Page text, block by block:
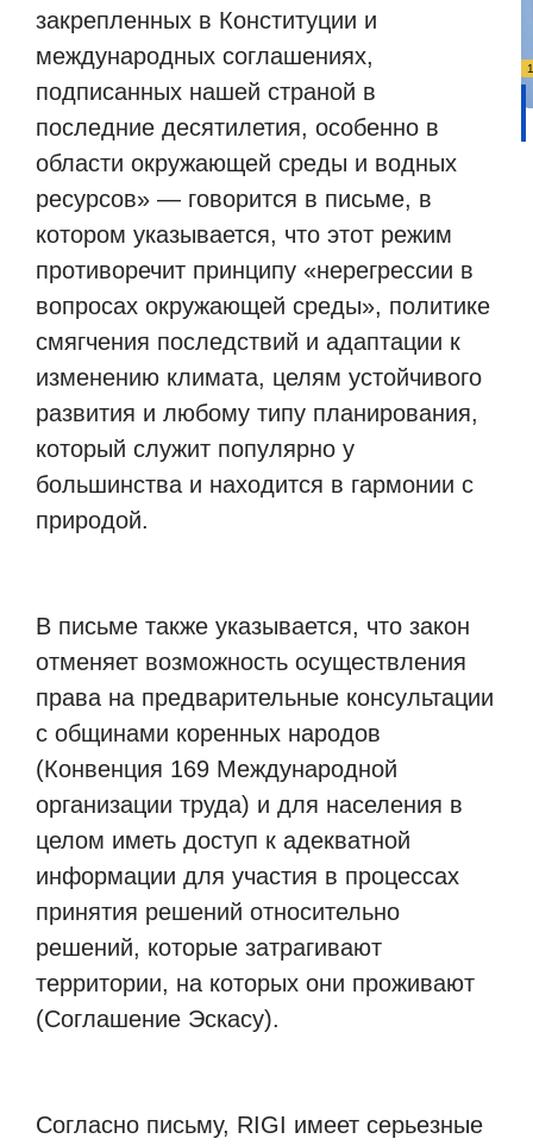
закрепленных в Конституции и
международных соглашениях,
подписанных нашей страной в
последние десятилетия, особенно в
области окружающей среды и водных
ресурсов» — говорится в письме, в
котором указывается, что этот режим
противоречит принципу «нерегрессии в
вопросах окружающей среды», политике
смягчения последствий и адаптации к
изменению климата, целям устойчивого
развития и любому типу планирования,
который служит популярно у
большинства и находится в гармонии с
природой.
В письме также указывается, что закон
отменяет возможность осуществления
права на предварительные консультации
с общинами коренных народов
(Конвенция 169 Международной
организации труда) и для населения в
целом иметь доступ к адекватной
информации для участия в процессах
принятия решений относительно
решений, которые затрагивают
территории, на которых они проживают
(Соглашение Эскасу).
Согласно письму, RIGI имеет серьезные